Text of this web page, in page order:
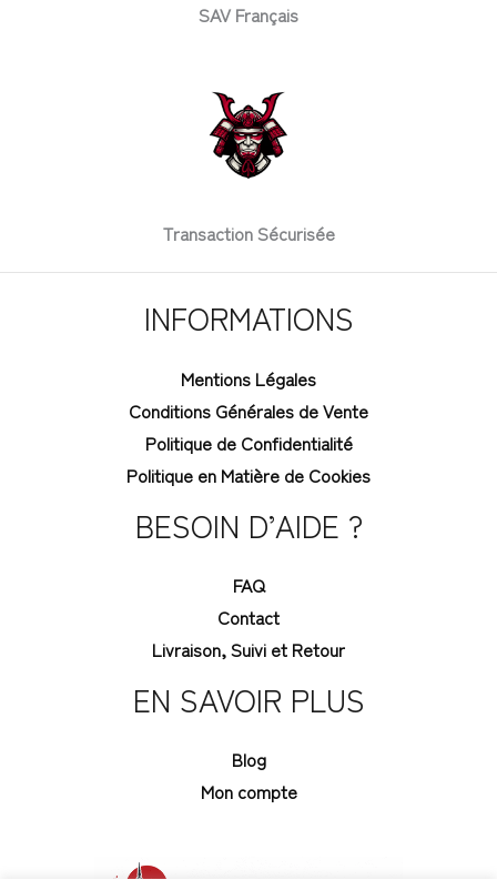
SAV Français
Transaction Sécurisée
INFORMATIONS
Mentions Légales
Conditions Générales de Vente
Politique de Confidentialité
Politique en Matière de Cookies
BESOIN D’AIDE ?
FAQ
Contact
Livraison, Suivi et Retour
EN SAVOIR PLUS
Blog
Mon compte